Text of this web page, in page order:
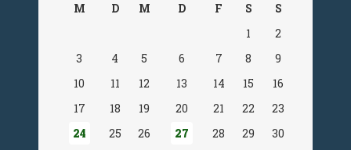
M D M D F S
S
1
2
3
4 5 6 7 8
9
10
11 12 13 14 15
16
17
18 19 20 21 22
23
24
25 26 27 28 29
30